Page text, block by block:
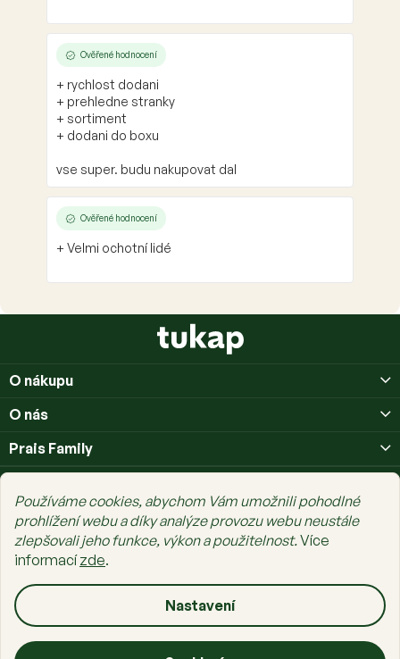
Používáme cookies, abychom Vám umožnili pohodlné
prohlížení webu a díky analýze provozu webu neustále
zlepšovali jeho funkce, výkon a použitelnost.Více
informacízde.
Nastavení
Ověřené hodnocení
+ rychlost dodani
+ prehledne stranky
+ sortiment
+ dodani do boxu
vse super. budu nakupovat dal
Ověřené hodnocení
+ Velmi ochotní lidé
O nákupu
O nás
Prais Family
Vytvořil Shoptet Premium
Copyright 2026tukap.cz. Všechna práva vyhrazena.Upravit nastavení